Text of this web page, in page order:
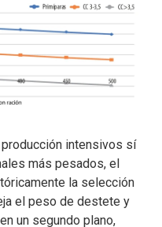
intensivos sí
más pesados, el
la selección
el peso de destete y
un segundo plano,